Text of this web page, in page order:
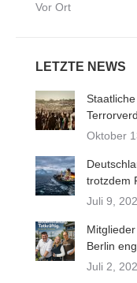
Vor Ort
LETZTE NEWS
Oktober
trotzdem
Juli 9,
Berlin
Juli 2,